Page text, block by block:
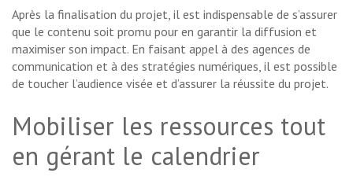
Après la finalisation du projet, il est indispensable de s’assurer
que le contenu soit promu pour en garantir la diffusion et
maximiser son impact. En faisant appel à des agences de
communication et à des stratégies numériques, il est possible
de toucher l’audience visée et d’assurer la réussite du projet.
Mobiliser les ressources tout
en gérant le calendrier